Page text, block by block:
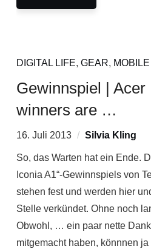
DIGITAL LIFE, GEAR, MOBILE
Gewinnspiel | Acer
winners are …
16. Juli 2013 Silvia Kling
So, das Warten hat ein Ende.
Iconia A1“-Gewinnspiels von
stehen fest und werden hier
Stelle verkündet. Ohne noch
Obwohl, … ein paar nette
mitgemacht haben, könnnen